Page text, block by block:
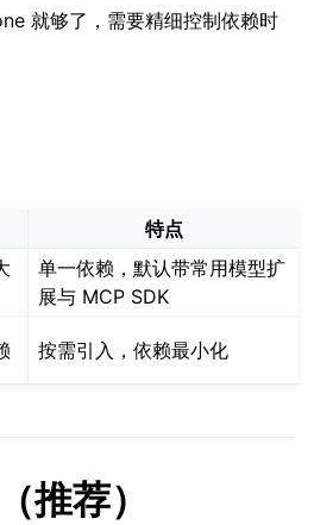
就够了，需要精细控制依赖时
特点
单一依赖，默认带常用模型扩
展与 MCP SDK
按需引入，依赖最小化
荐）